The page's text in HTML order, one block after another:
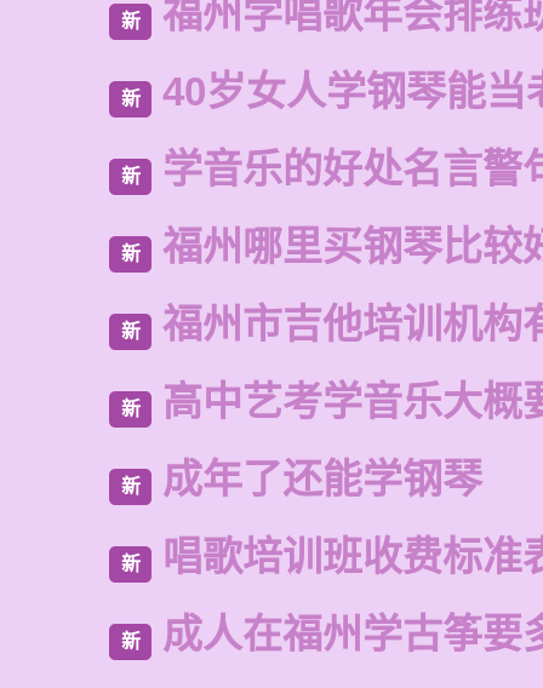
新 福州学唱歌年会排练
新 40岁女人学钢琴能当
新 学音乐的好处名言警
新 福州哪里买钢琴比较
新 福州市吉他培训机构
新 高中艺考学音乐大概
新 成年了还能学钢琴
新 唱歌培训班收费标准
新 成人在福州学古筝要